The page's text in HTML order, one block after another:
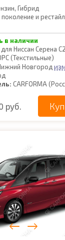
Гибрид
поколение и
в наличии
для Ниссан Серена
(Текстильные)
Новгород
CARFORMA
руб.